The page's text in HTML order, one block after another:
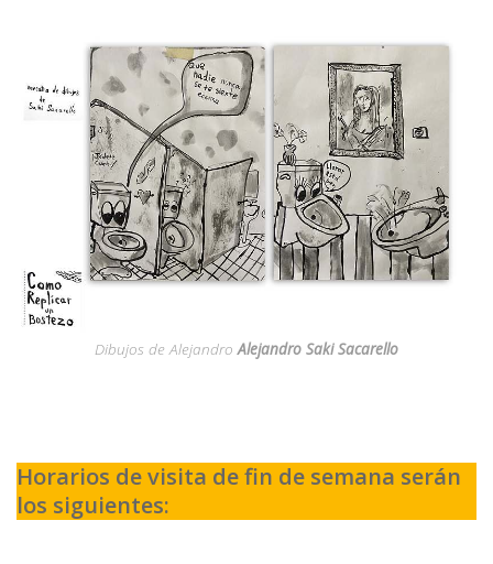
Dibujos de AlejandroAlejandro Saki Sacarello
Horarios de visita de fin de semana serán
los siguientes: